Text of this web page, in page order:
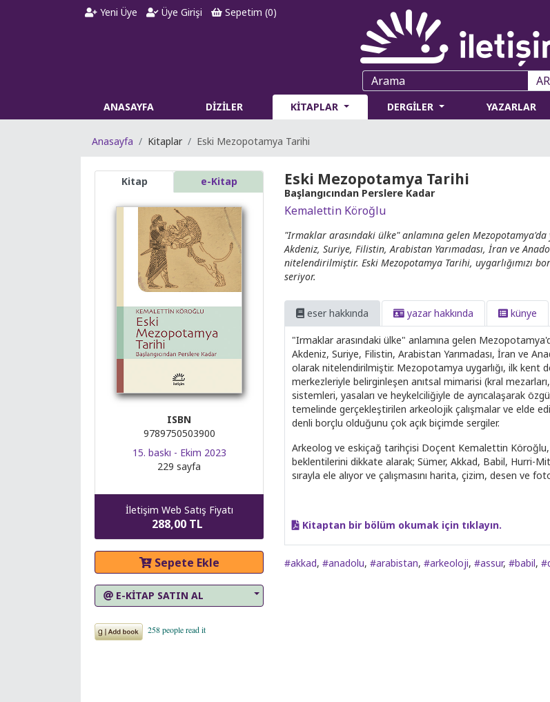
Yeni Üye Üye Girişi Sepetim (0)
ANASAYFA DİZİLER KİTAPLAR DERGİLER YAZARLAR
Anasayfa Kitaplar Eski Mezopotamya Tarihi
Kitap e-Kitap
ISBN
9789750503900
15. baskı - Ekim 2023
229 sayfa
İletişim Web Satış Fiyatı
288,00 TL
Sepete Ekle
E-KİTAP SATIN AL
Eski Mezopotamya Tarihi
Başlangıcından Perslere Kadar
Kemalettin Köroğlu
"Irmaklar arasındaki ülke" anlamına gelen
Akdeniz, Suriye, Filistin, Arabistan Yarımadası, İran ve
nitelendirilmiştir. Eski Mezopotamya Tarihi, uygarlığımızı
seriyor.
eser hakkında yazar hakkında künye
"Irmaklar arasındaki ülke" anlamına gelen
Akdeniz, Suriye, Filistin, Arabistan Yarımadası, İran ve
olarak nitelendirilmiştir. Mezopotamya uygarlığı, ilk kent
merkezleriyle belirginleşen anıtsal mimarisi (kral
sistemleri, yasaları ve heykelciliğiyle de ayrıcalaşarak
temelinde gerçekleştirilen arkeolojik çalışmalar ve elde
denli borçlu olduğunu çok açık biçimde sergiler.
Arkeolog ve eskiçağ tarihçisi Doçent Kemalettin
beklentilerini dikkate alarak; Sümer, Akkad, Babil, Hurri-
sırayla ele alıyor ve çalışmasını harita, çizim, desen ve
Kitaptan bir bölüm okumak için tıklayın.
#akkad, #anadolu, #arabistan, #arkeoloji, #assur, #babil,